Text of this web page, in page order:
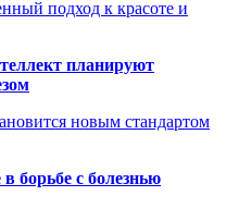
подход к красоте и
планируют
новым стандартом
борьбе с болезнью